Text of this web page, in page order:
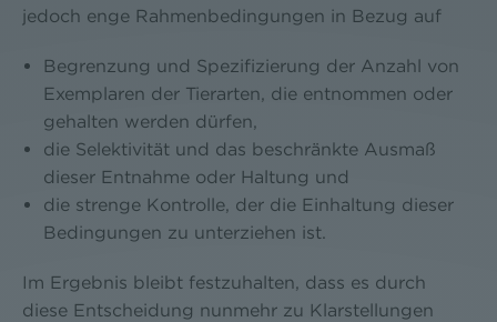
jedoch enge Rahmenbedingungen in Bezug auf
Begrenzung und Spezifizierung der Anzahl von
Exemplaren der Tierarten, die entnommen oder
gehalten werden dürfen,
die Selektivität und das beschränkte Ausmaß
dieser Entnahme oder Haltung und
die strenge Kontrolle, der die Einhaltung dieser
Bedingungen zu unterziehen ist.
Im Ergebnis bleibt festzuhalten, dass es durch
diese Entscheidung nunmehr zu Klarstellungen